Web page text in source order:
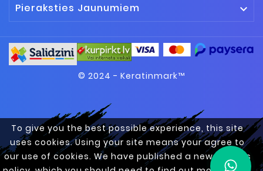
To give you the best possible experience, this site
uses cookies. Using your site means your agree to
our use of cookies. We have published a new cookies
Pieraksties Jaunumiem 
© 2024 - Keratinmark™